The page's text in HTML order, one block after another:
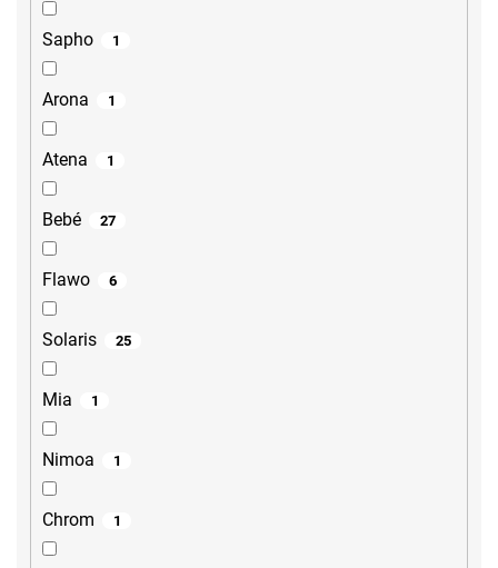
Sapho 1
Arona 1
Atena 1
Bebé 27
Flawo 6
Solaris 25
Mia 1
Nimoa 1
Chrom 1